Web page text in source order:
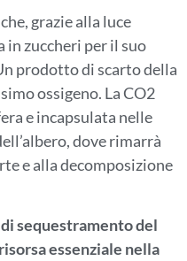
grazie alla luce
in zuccheri per il suo
prodotto di scarto della
ossigeno. La CO2
e incapsulata nelle
dove rimarrà
e alla decomposizione
sequestramento del
essenziale nella